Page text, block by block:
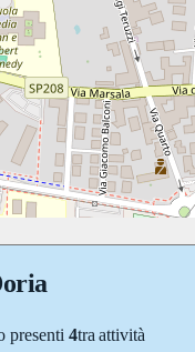
presenti 4tra attività